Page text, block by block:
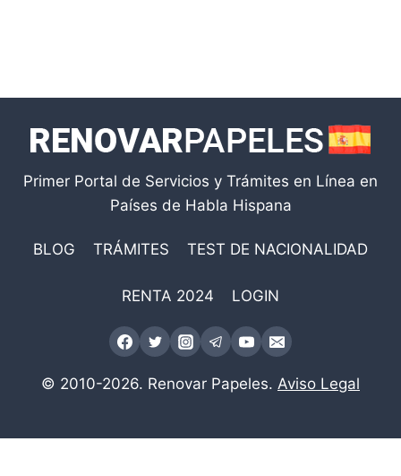
Primer Portal de Servicios y Trámites en Línea en
Países de Habla Hispana
BLOG TRÁMITES TEST DE NACIONALIDAD
RENTA 2024 LOGIN
© 2010-2026. Renovar Papeles. Aviso Legal